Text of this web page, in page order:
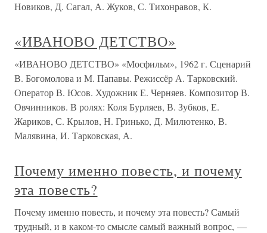
Новиков, Д. Сагал, А. Жуков, С. Тихонравов, К.
«ИВАНОВО ДЕТСТВО»
«ИВАНОВО ДЕТСТВО» «Мосфильм», 1962 г. Сценарий
В. Богомолова и М. Папавы. Режиссёр А. Тарковский.
Оператор В. Юсов. Художник Е. Черняев. Композитор В.
Овчинников. В ролях: Коля Бурляев, В. Зубков, Е.
Жариков, С. Крылов, Н. Гринько, Д. Милютенко, В.
Малявина, И. Тарковская, А.
Почему именно повесть, и почему
эта повесть?
Почему именно повесть, и почему эта повесть? Самый
трудный, и в каком-то смысле самый важный вопрос, —